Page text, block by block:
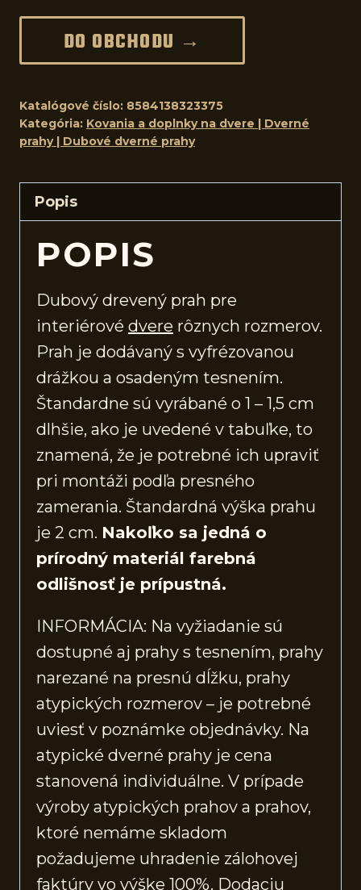
DO OBCHODU →
Katalógové číslo: 8584138323375
Kategória: Kovania a doplnky na dvere | Dverné
prahy | Dubové dverné prahy
Popis
POPIS
Dubový drevený prah pre
interiérové dvere rôznych rozmerov.
Prah je dodávaný s vyfrézovanou
drážkou a osadeným tesnením.
Štandardne sú vyrábané o 1 – 1,5 cm
dlhšie, ako je uvedené v tabuľke, to
znamená, že je potrebné ich upraviť
pri montáži podľa presného
zamerania. Štandardná výška prahu
je 2 cm. Nakoľko sa jedná o
prírodný materiál farebná
odlišnosť je prípustná.
INFORMÁCIA: Na vyžiadanie sú
dostupné aj prahy s tesnením, prahy
narezané na presnú dĺžku, prahy
atypických rozmerov – je potrebné
uviesť v poznámke objednávky. Na
atypické dverné prahy je cena
stanovená individuálne. V prípade
výroby atypických prahov a prahov,
ktoré nemáme skladom
požadujeme uhradenie zálohovej
faktúry vo výške 100%. Dodaciu